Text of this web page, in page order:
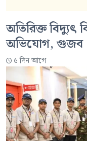
অতিরিক্ত বিদ্যুৎ
অভিযোগ, গুজব
৫ দিন আগে